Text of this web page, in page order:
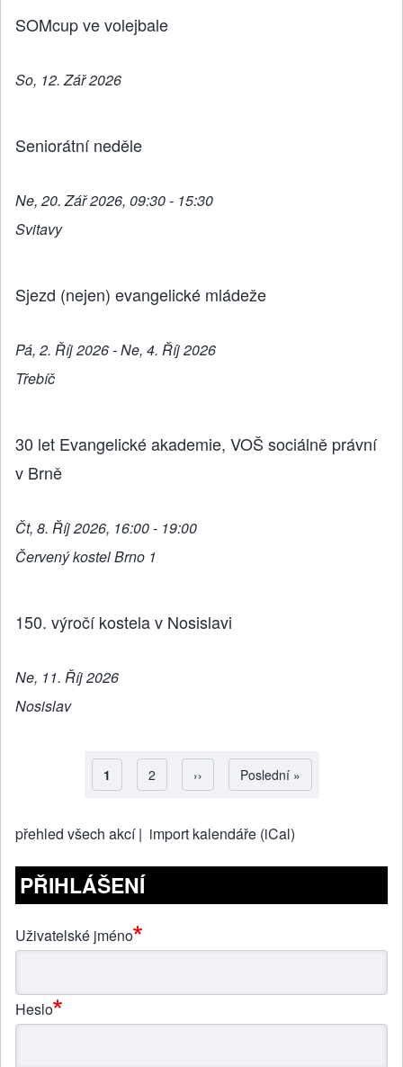
k
SOMcup ve volejbale
So, 12. Zář 2026
Seniorátní neděle
Ne, 20. Zář 2026, 09:30 - 15:30
Svitavy
Sjezd (nejen) evangelické mládeže
Pá, 2. Říj 2026 - Ne, 4. Říj 2026
Třebíč
30 let Evangelické akademie, VOŠ sociálně právní
v Brně
Čt, 8. Říj 2026, 16:00 - 19:00
Červený kostel Brno 1
150. výročí kostela v Nosislavi
Ne, 11. Říj 2026
Nosislav
Pagination
Aktuální stránka
1 Strana
2 Následující stránka
›› Poslední stránka
Poslední »
přehled všech akcí | import kalendáře (iCal)
PŘIHLÁŠENÍ
Uživatelské jméno
Heslo